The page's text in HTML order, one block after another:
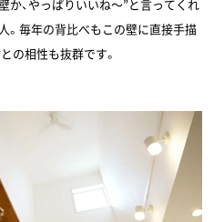
か、やっぱりいいね～”と言ってくれ
。毎年の背比べもこの壁に直接手描
の相性も抜群です。